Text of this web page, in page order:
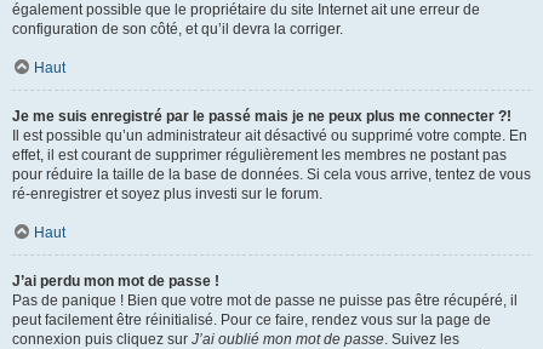
également possible que le propriétaire du site Internet ait une erreur de
configuration de son côté, et qu’il devra la corriger.
Haut
Je me suis enregistré par le passé mais je ne peux plus me connecter ?!
Il est possible qu’un administrateur ait désactivé ou supprimé votre compte. En
effet, il est courant de supprimer régulièrement les membres ne postant pas
pour réduire la taille de la base de données. Si cela vous arrive, tentez de vous
ré-enregistrer et soyez plus investi sur le forum.
Haut
J’ai perdu mon mot de passe !
Pas de panique ! Bien que votre mot de passe ne puisse pas être récupéré, il
peut facilement être réinitialisé. Pour ce faire, rendez vous sur la page de
connexion puis cliquez sur J’ai oublié mon mot de passe. Suivez les